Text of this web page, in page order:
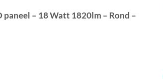
– 18 Watt 1820lm – Rond –